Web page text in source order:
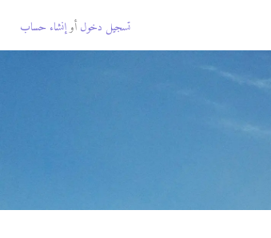
تسجيل دخول أوإنشاء حساب